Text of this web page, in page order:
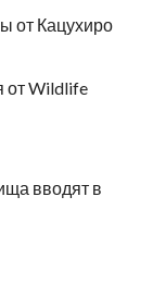
от Кацухиро
от Wildlife
вводят в